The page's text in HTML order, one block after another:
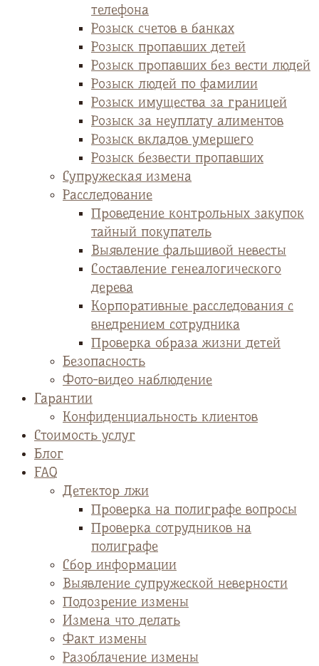
телефона
Розыск счетов в банках
Розыск пропавших детей
Розыск пропавших без вести людей
Розыск людей по фамилии
Розыск имущества за границей
Розыск за неуплату алиментов
Розыск вкладов умершего
Розыск безвести пропавших
Супружеская измена
Расследование
Проведение контрольных закупок
тайный покупатель
Выявление фальшивой невесты
Cоставление генеалогического
дерева
Корпоративные расследования с
внедрением сотрудника
Проверка образа жизни детей
Безопасность
Фото-видео наблюдение
Гарантии
Конфиденциальность клиентов
Стоимость услуг
Блог
FAQ
Детектор лжи
Проверка на полиграфе вопросы
Проверка сотрудников на
полиграфе
Сбор информации
Выявление супружеской неверности
Подозрение измены
Измена что делать
Факт измены
Разоблачение измены